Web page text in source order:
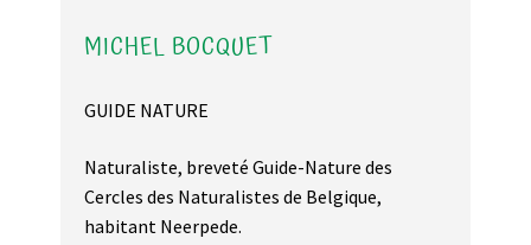
MICHEL BOCQUET
GUIDE NATURE
Naturaliste, breveté Guide-Nature des
Cercles des Naturalistes de Belgique,
habitant Neerpede.